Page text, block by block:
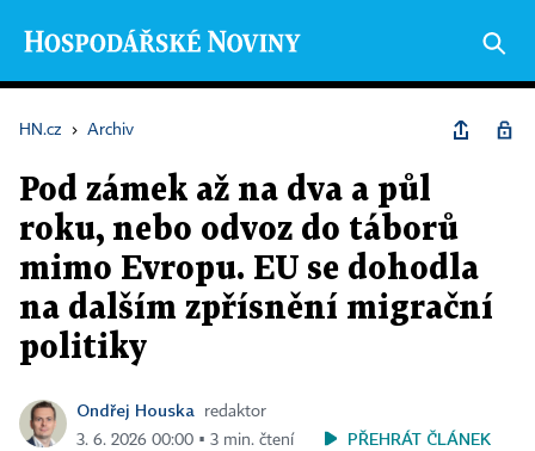
HN.cz › Archiv
Pod zámek až na dva a půl
roku, nebo odvoz do táborů
mimo Evropu. EU se dohodla
na dalším zpřísnění migrační
politiky
Ondřej Houska
redaktor
3. 6. 2026 00:00 ▪ 3 min. čtení
PŘEHRÁT ČLÁNEK